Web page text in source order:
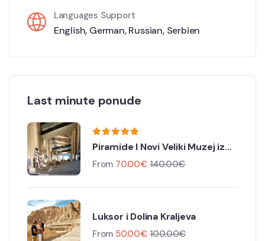
Languages Support
English, German,Russian, Serbien
Last minute ponude
Piramide I Novi Veliki Muzej iz
Hurghade
From 70.00€140.00€
Luksor i Dolina Kraljeva
From 50.00€100.00€